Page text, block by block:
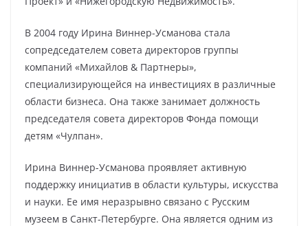
В 2004 году Ирина Виннер-Усманова стала
сопредседателем совета директоров группы
компаний «Михайлов & Партнеры»,
специализирующейся на инвестициях в различные
области бизнеса. Она также занимает должность
председателя совета директоров Фонда помощи
детям «Чулпан».
Ирина Виннер-Усманова проявляет активную
поддержку инициатив в области культуры, искусства
и науки. Ее имя неразрывно связано с Русским
музеем в Санкт-Петербурге. Она является одним из